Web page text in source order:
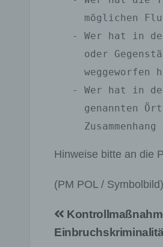
Hinweise bitte an die
(PM POL / Symbolbild)